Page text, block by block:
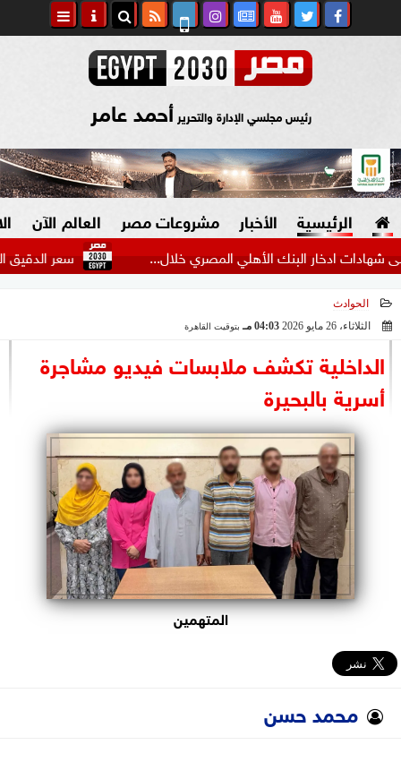
رئيس مجلسي الإدارة والتحرير أحمد عامر
الرئيسية الأخبار
السياسة
الرئاسة
البرلمان
الوزارات
الأحزاب
مشروعات مصر العالم الآن
سعر الدقيق اليوم ادخار البنك الأهلي المصري خلال...
الحوادث
الثلاثاء، 26 مايو 2026
04:03 مـ بتوقيت القاهرة
الداخلية تكشف ملابسات فيديو مشاجرة
أسرية بالبحيرة
المتهمين
محمد حسن